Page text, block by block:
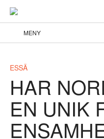
MENY
ESSÄ
HAR
EN UNIK